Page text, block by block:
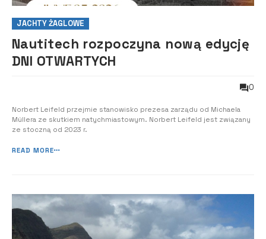
JACHTY ŻAGLOWE
Nautitech rozpoczyna nową edycję
DNI OTWARTYCH
0
Norbert Leifeld przejmie stanowisko prezesa zarządu od Michaela
Müllera ze skutkiem natychmiastowym. Norbert Leifeld jest związany
ze stoczną od 2023 r.
READ MORE